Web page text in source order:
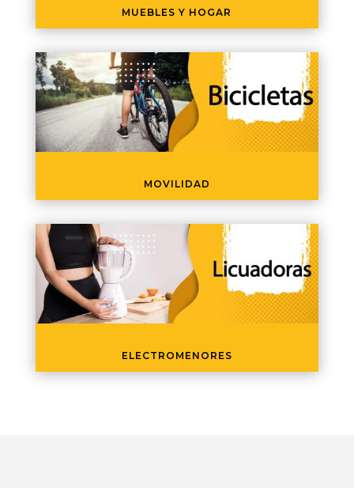
MUEBLES Y HOGAR
MOVILIDAD
ELECTROMENORES